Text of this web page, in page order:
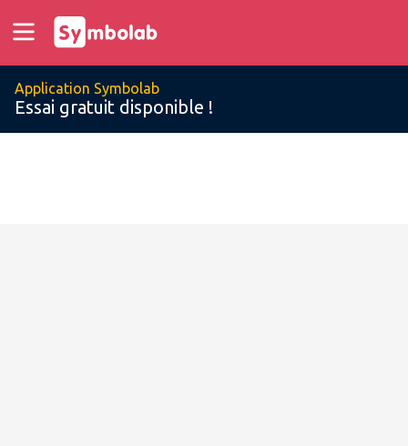
Application Symbolab
Essai gratuit disponible !